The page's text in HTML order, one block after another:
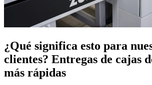
¿Qué significa esto para
clientes? Entregas de cajas
más rápidas